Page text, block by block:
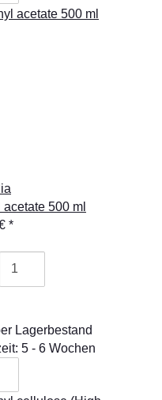
acetate 500 ml
*
Lagerbestand
5 - 6 Wochen